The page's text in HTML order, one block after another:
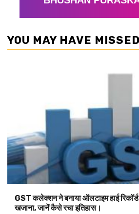
YOU MAY HAVE MISSED
GST कलेक्शन ने बनाया ऑलटाइम हाई
खजाना, जानें कैसे रचा इतिहास।